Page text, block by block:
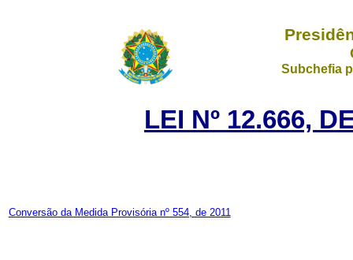
Subchefia
LEI Nº 12.666,
Conversão da Medida Provisória nº 554, de 2011